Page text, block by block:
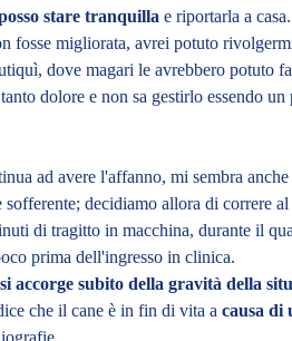
stare tranquilla e riportarla a
fosse migliorata, avrei potuto
dove magari le avrebbero potuto
dolore e non sa gestirlo essendo
ad avere l'affanno, mi sembra
decidiamo allora di correre
di tragitto in macchina, durante il
prima dell'ingresso in clinica.
si accorge subito della gravità della
che il cane è in fin di vita acausa di